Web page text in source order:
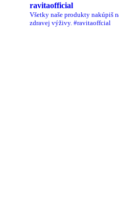
ravitaofficial
Všetky naše produkty nakúpiš
zdravej výživy. #ravitaoffcial